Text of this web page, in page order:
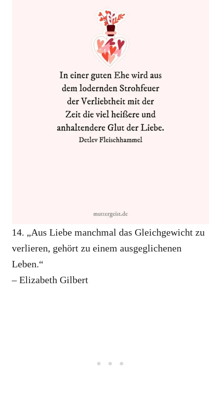
14. „Aus Liebe manchmal das Gleichgewicht zu
verlieren, gehört zu einem ausgeglichenen
Leben.“
– Elizabeth Gilbert